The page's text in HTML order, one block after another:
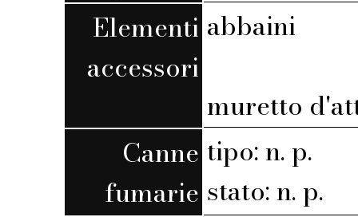
Elementi
accessori
abbaini
muretto
Canne
fumarie
tipo: n. p.
stato: n. p.